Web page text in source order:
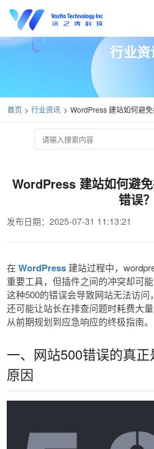
行业资
首页 行业资讯 WordPress 建站如何避
WordPress 建站如何避
错误？
发布日期：2025-07-31 11:13:21
在 WordPress 建站过程中，
重要工具，但插件之间的冲突却可
这种500的错误会导致网站无法访问
还可能让站长在排查问题时耗费大
从前期规划到应急响应的终极指南。
一、网站500错误的真
原因